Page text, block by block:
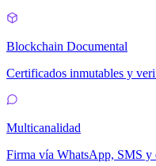
Blockchain Documental
Certificados inmutables y
Multicanalidad
Firma vía WhatsApp, SMS y